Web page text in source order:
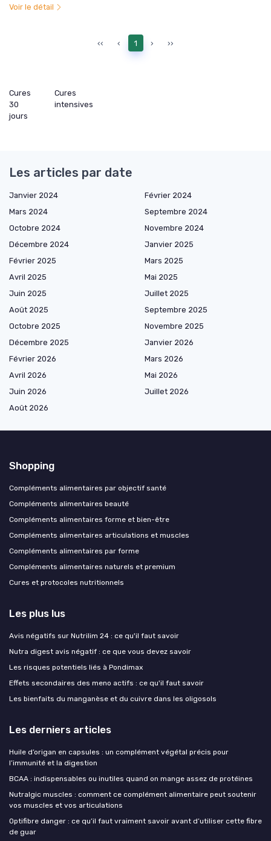
Voir le détail
‹‹ ‹ 1 › ››
Cures
30
jours
Cures
intensives
Les articles par date
Janvier 2024
Février 2024
Mars 2024
Septembre 2024
Octobre 2024
Novembre 2024
Décembre 2024
Janvier 2025
Février 2025
Mars 2025
Avril 2025
Mai 2025
Juin 2025
Juillet 2025
Août 2025
Septembre 2025
Octobre 2025
Novembre 2025
Décembre 2025
Janvier 2026
Février 2026
Mars 2026
Avril 2026
Mai 2026
Juin 2026
Juillet 2026
Août 2026
Shopping
Compléments alimentaires par objectif santé
Compléments alimentaires beauté
Compléments alimentaires forme et bien-être
Compléments alimentaires articulations et muscles
Compléments alimentaires par forme
Compléments alimentaires naturels et premium
Cures et protocoles nutritionnels
Les plus lus
Avis négatifs sur Nutrilim 24 : ce qu'il faut savoir
Nutra digest avis négatif : ce que vous devez savoir
Les risques potentiels liés à Pondimax
Effets secondaires des meno actifs : ce qu'il faut savoir
Les bienfaits du manganèse et du cuivre dans les oligosols
Les derniers articles
Huile d’origan en capsules : un complément végétal précis pour
l’immunité et la digestion
BCAA : indispensables ou inutiles quand on mange assez de protéines
Nutralgic muscles : comment ce complément alimentaire peut soutenir
vos muscles et vos articulations
Optifibre danger : ce qu’il faut vraiment savoir avant d’utiliser cette fibre
de guar